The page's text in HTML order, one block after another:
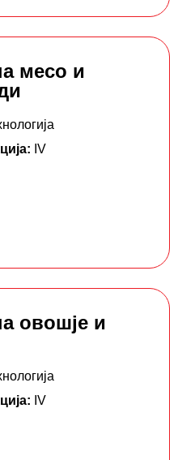
месо и
IV
овошје и
IV